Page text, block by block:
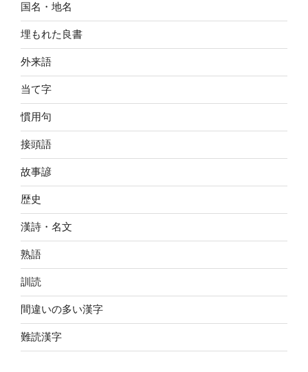
国名・地名
埋もれた良書
外来語
当て字
慣用句
接頭語
故事諺
歴史
漢詩・名文
熟語
訓読
間違いの多い漢字
難読漢字